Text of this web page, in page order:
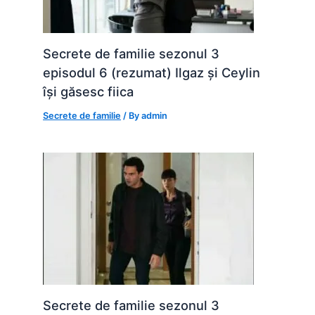
Secrete de familie sezonul 3
episodul 6 (rezumat) Ilgaz și Ceylin
își găsesc fiica
Secrete de familie / Byadmin
Secrete de familie sezonul 3